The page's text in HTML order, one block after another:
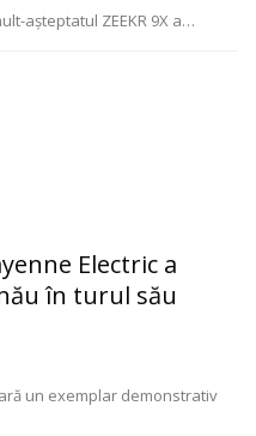
așteptatul ZEEKR 9X a…
Electric a
în turul său
un exemplar demonstrativ